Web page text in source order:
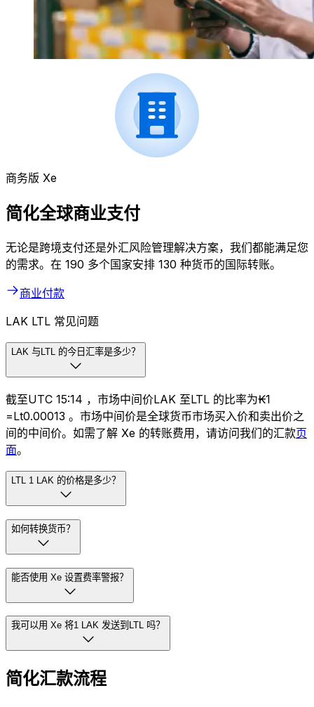
商务版 Xe
简化全球商业支付
无论是跨境支付还是外汇风险管理解决方案，我们都能满足您
的需求。在 190 多个国家安排 130 种货币的国际转账。
商业付款
LAK LTL 常见问题
LAK 与LTL 的今日汇率是多少？
截至UTC 15:14 ，市场中间价LAK 至LTL 的比率为₭1
=Lt0.00013 。市场中间价是全球货币市场买入价和卖出价之
间的中间价。如需了解 Xe 的转账费用，请访问我们的汇款页
面。
LTL 1 LAK 的价格是多少？
如何转换货币？
能否使用 Xe 设置费率警报？
我可以用 Xe 将1 LAK 发送到LTL 吗？
简化汇款流程